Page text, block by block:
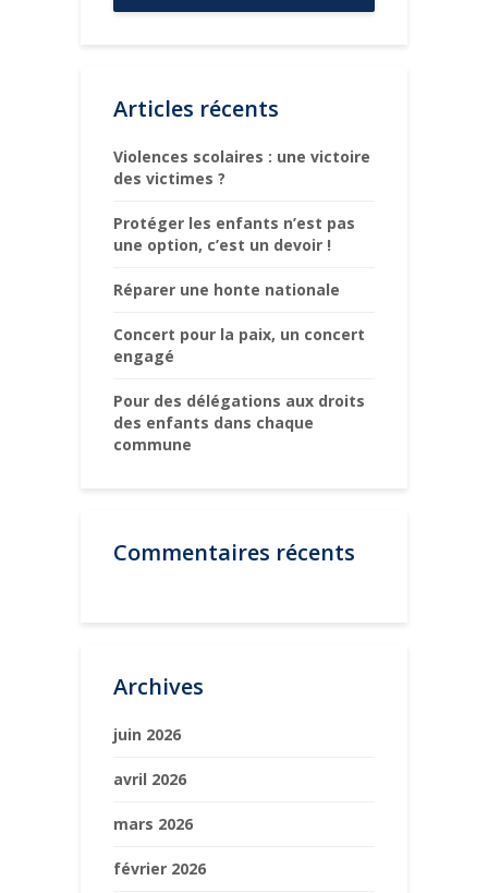
Articles récents
Violences scolaires : une victoire
des victimes ?
Protéger les enfants n’est pas
une option, c’est un devoir !
Réparer une honte nationale
Concert pour la paix, un concert
engagé
Pour des délégations aux droits
des enfants dans chaque
commune
Commentaires récents
Archives
juin 2026
avril 2026
mars 2026
février 2026